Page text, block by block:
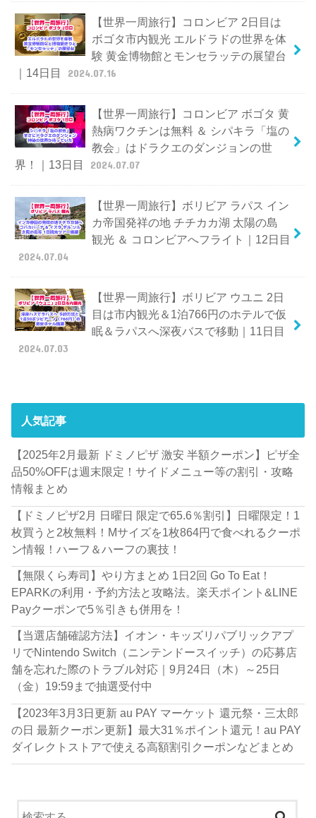
【世界一周旅行】コロンビア 2日目は
ボゴタ市内観光 エルドラドの世界を体
験 黄金博物館とモンセラッテの展望台
｜14日目
2024.07.16
【世界一周旅行】コロンビア ボゴタ 黄
熱病ワクチンは無料 ＆ シパキラ「塩の
教会」はドラクエのダンジョンの世
界！｜13日目
2024.07.07
【世界一周旅行】ボリビア ラパス イン
カ帝国発祥の地 チチカカ湖 太陽の島
観光 ＆ コロンビアへフライト｜12日目
2024.07.04
【世界一周旅行】ボリビア ウユニ 2日
目は市内観光＆1泊766円のホテルで仮
眠＆ラパスへ深夜バスで移動｜11日目
2024.07.03
人気記事
【2025年2月最新 ドミノピザ 激安 半額クーポン】ピザ全
品50%OFFは週末限定！サイドメニュー等の割引・攻略
情報まとめ
【ドミノピザ2月 日曜日 限定で65.6％割引】日曜限定！1
枚買うと2枚無料！Mサイズを1枚864円で食べれるクーポ
ン情報！ハーフ＆ハーフの裏技！
【無限くら寿司】やり方まとめ 1日2回 Go To Eat！
EPARKの利用・予約方法と攻略法。楽天ポイント&LINE
Payクーポンで5％引きも併用を！
【当選店舗確認方法】イオン・キッズリパブリックアプ
リでNintendo Switch（ニンテンドースイッチ）の応募店
舗を忘れた際のトラブル対応｜9月24日（木）～25日
（金）19:59まで抽選受付中
【2023年3月3日更新 au PAY マーケット 還元祭・三太郎
の日 最新クーポン更新】最大31％ポイント還元！au PAY
ダイレクトストアで使える高額割引クーポンなどまとめ